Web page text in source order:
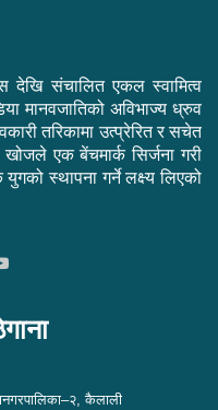
देखि संचालित एकल स्वामित्व
मानवजातिको अविभाज्य ध्रुव
तरिकामा उत्प्रेरित र सचेत
एक बेंचमार्क सिर्जना गरी
युगको स्थापना गर्ने लक्ष्य लिएको
YouTube
कैलाली